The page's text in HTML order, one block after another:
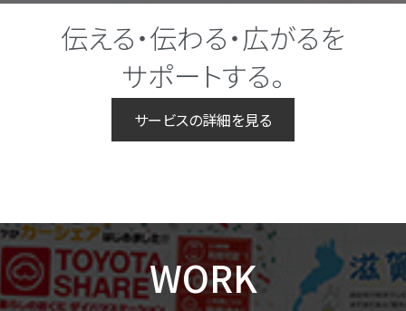
伝える・伝わる・広がるを
サポートする。
サービスの詳細を見る
WORK